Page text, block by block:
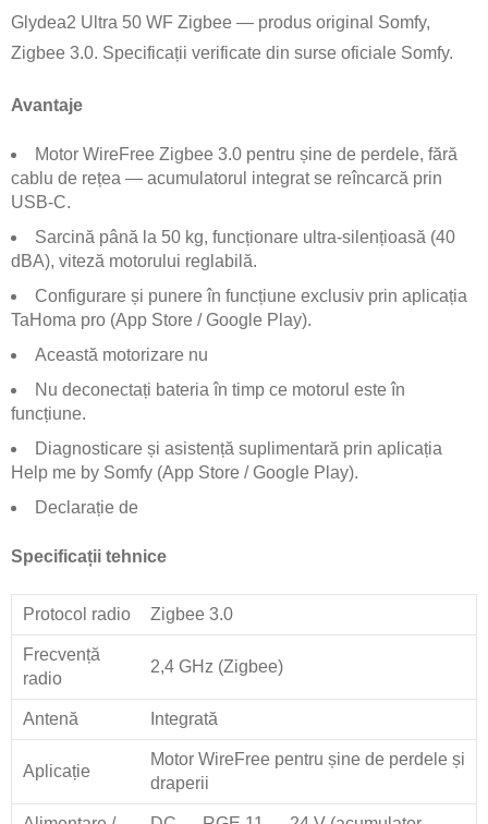
Glydea2 Ultra 50 WF Zigbee — produs original Somfy,
Zigbee 3.0. Specificații verificate din surse oficiale Somfy.
Avantaje
Motor WireFree Zigbee 3.0 pentru șine de perdele, fără
cablu de rețea — acumulatorul integrat se reîncarcă prin
USB-C.
Sarcină până la 50 kg, funcționare ultra-silențioasă (40
dBA), viteză motorului reglabilă.
Configurare și punere în funcțiune exclusiv prin aplicația
TaHoma pro (App Store / Google Play).
Această motorizare nu
Nu deconectați bateria în timp ce motorul este în
funcțiune.
Diagnosticare și asistență suplimentară prin aplicația
Help me by Somfy (App Store / Google Play).
Declarație de
Specificații tehnice
Protocol radio Zigbee 3.0
Frecvență
radio
2,4 GHz (Zigbee)
Antenă Integrată
Aplicație
Motor WireFree pentru șine de perdele și
draperii